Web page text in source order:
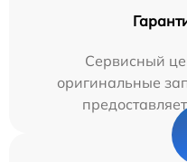
Сервисный
оригинальные